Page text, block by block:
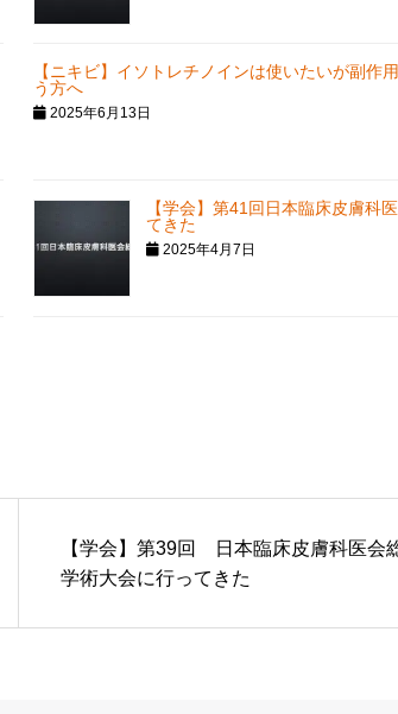
【ニキビ】イソトレチノインは使いたいが副作
う方へ
2025年6月13日
【学会】第41回日本臨床皮膚科
てきた
2025年4月7日
【学会】第39回 日本臨床皮膚科医会
学術大会に行ってきた